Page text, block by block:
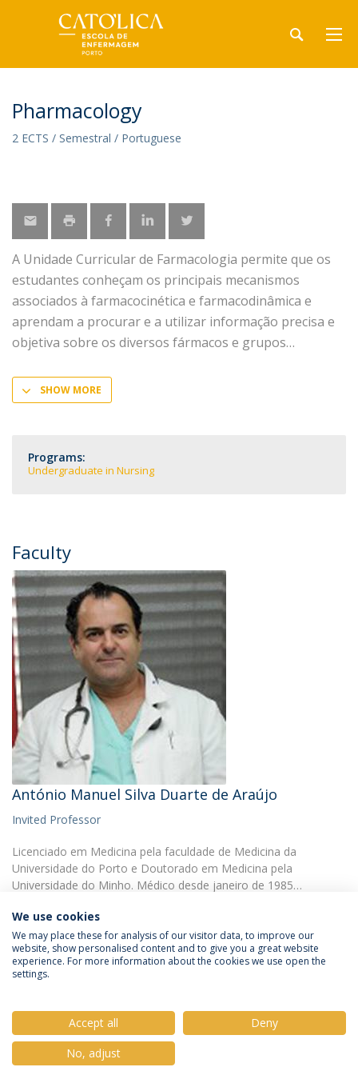
Pharmacology
2 ECTS / Semestral / Portuguese
A Unidade Curricular de Farmacologia permite que os
estudantes conheçam os principais mecanismos
associados à farmacocinética e farmacodinâmica e
aprendam a procurar e a utilizar informação precisa e
objetiva sobre os diversos fármacos e grupos
SHOW MORE
Programs:
Undergraduate in Nursing
Faculty
António Manuel Silva Duarte de Araújo
Invited Professor
Licenciado em Medicina pela faculdade de Medicina da
Universidade do Porto e Doutorado em Medicina pela
Universidade do Minho. Médico desde janeiro de 1985…
Privacy Policy
© 2026 Universidade Católica Portuguesa
We use cookies
We may place these for analysis of our visitor data, to improve our
website, show personalised content and to give you a great website
experience. For more information about the cookies we use open the
settings.
Accept all
Deny
No, adjust